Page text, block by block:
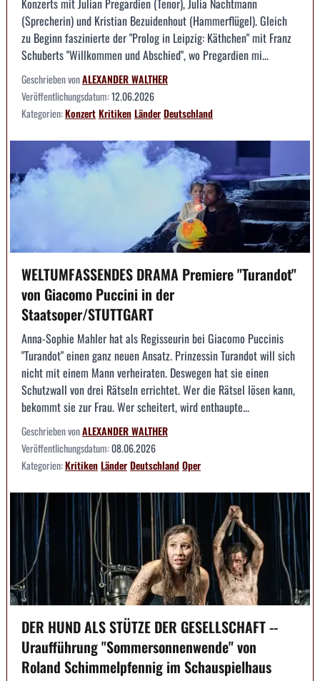
(Sprecherin) und Kristian Bezuidenhout (Hammerflügel). Gleich
zu Beginn faszinierte der "Prolog in Leipzig: Käthchen" mit Franz
Schuberts "Willkommen und Abschied", wo Pregardien mi...
Geschrieben vonALEXANDER WALTHER
Veröffentlichungsdatum:12.06.2026
Kategorien:KonzertKritikenLänderDeutschland
WELTUMFASSENDES DRAMA Premiere "Turandot"
von Giacomo Puccini in der
Staatsoper/STUTTGART
Anna-Sophie Mahler hat als Regisseurin bei Giacomo Puccinis
"Turandot" einen ganz neuen Ansatz. Prinzessin Turandot will sich
nicht mit einem Mann verheiraten. Deswegen hat sie einen
Schutzwall von drei Rätseln errichtet. Wer die Rätsel lösen kann,
bekommt sie zur Frau. Wer scheitert, wird enthaupte...
Geschrieben vonALEXANDER WALTHER
Veröffentlichungsdatum:08.06.2026
Kategorien:KritikenLänderDeutschlandOper
DER HUND ALS STÜTZE DER GESELLSCHAFT --
Uraufführung "Sommersonnenwende" von
Roland Schimmelpfennig im Schauspielhaus